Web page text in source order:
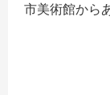
市美術館から